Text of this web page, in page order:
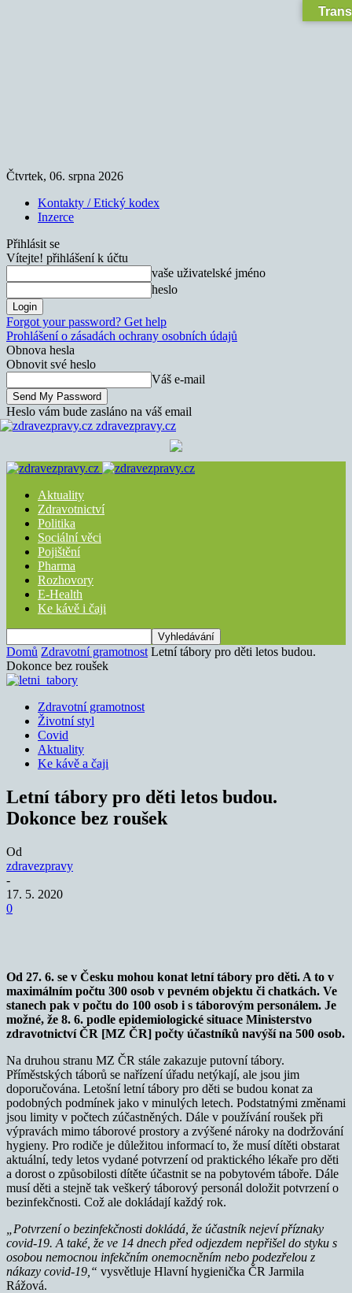
Čtvrtek, 06. srpna 2026
Kontakty / Etický kodex
Inzerce
Přihlásit se
Vítejte! přihlášení k účtu
vaše uživatelské jméno
heslo
Forgot your password? Get help
Prohlášení o zásadách ochrany osobních údajů
Obnova hesla
Obnovit své heslo
Váš e-mail
Heslo vám bude zasláno na váš email
zdravezpravy.cz
Aktuality
Zdravotnictví
Politika
Sociální věci
Pojištění
Pharma
Rozhovory
E-Health
Ke kávě i čaji
Domů Zdravotní gramotnost Letní tábory pro děti letos budou.
Dokonce bez roušek
Zdravotní gramotnost
Životní styl
Covid
Aktuality
Ke kávě a čaji
Letní tábory pro děti letos budou.
Dokonce bez roušek
Od
zdravezpravy
-
17. 5. 2020
0
Od 27. 6. se v Česku mohou konat letní tábory pro děti. A to v
maximálním počtu 300 osob v pevném objektu či chatkách. Ve
stanech pak v počtu do 100 osob i s táborovým personálem. Je
možné, že 8. 6. podle epidemiologické situace Ministerstvo
zdravotnictví ČR [MZ ČR] počty účastníků navýší na 500 osob.
Na druhou stranu MZ ČR stále zakazuje putovní tábory.
Příměstských táborů se nařízení úřadu netýkají, ale jsou jim
doporučována. Letošní letní tábory pro děti se budou konat za
podobných podmínek jako v minulých letech. Podstatnými změnami
jsou limity v počtech zúčastněných. Dále v používání roušek při
výpravách mimo táborové prostory a zvýšené nároky na dodržování
hygieny. Pro rodiče je důležitou informací to, že musí dítěti obstarat
aktuální, tedy letos vydané potvrzení od praktického lékaře pro děti
a dorost o způsobilosti dítěte účastnit se na pobytovém táboře. Dále
musí děti a stejně tak veškerý táborový personál doložit potvrzení o
bezinfekčnosti. Což ale dokládají každý rok.
„Potvrzení o bezinfekčnosti dokládá, že účastník nejeví příznaky
covid-19. A také, že ve 14 dnech před odjezdem nepřišel do styku s
osobou nemocnou infekčním onemocněním nebo podezřelou z
nákazy covid-19,“ vysvětluje Hlavní hygienička ČR Jarmila
Rážová.